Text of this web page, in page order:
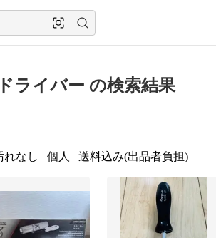
ライバー の検索結果
れなし 個人 送料込み(出品者負担)